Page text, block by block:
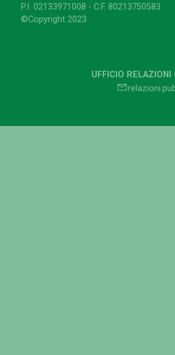
P.I. 02133971008 - C.F. 80213750583
©Copyright 2023
UFFICIO RELAZIONI